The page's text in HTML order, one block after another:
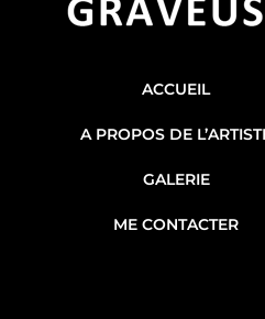
ACCUEIL
A PROPOS DE
GALERIE
ME CONTACTER